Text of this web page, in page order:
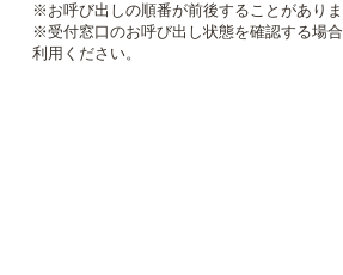
※お呼び出しの順番が前後することがありま
※受付窓口のお呼び出し状態を確認する場合
利用ください。